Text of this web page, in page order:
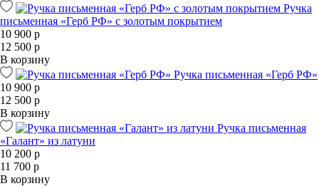
Ручка
письменная «Герб РФ» с золотым покрытием
10 900 р
12 500 р
В корзину
Ручка письменная «Герб РФ»
10 900 р
12 500 р
В корзину
Ручка письменная
«Галант» из латуни
10 200 р
11 700 р
В корзину